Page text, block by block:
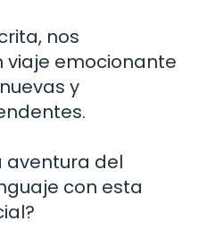
nos
emocionante
y
aventura del
con esta